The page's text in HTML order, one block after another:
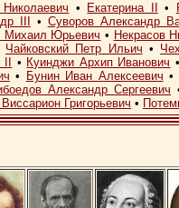
• Екатерина II •
III • Суворов Александр
Михаил Юрьевич • Некрасов
Чайковский Петр Ильич •
• Куинджи Архип Иванович
• Бунин Иван Алексеевич •
Александр Сергеевич
Григорьевич •